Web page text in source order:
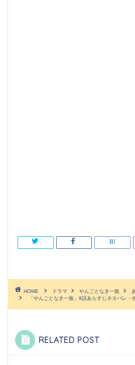
HOME ドラマ やんごとなき一族
「やんごとなき一族」9話あらすじネタバレ・
RELATED POST